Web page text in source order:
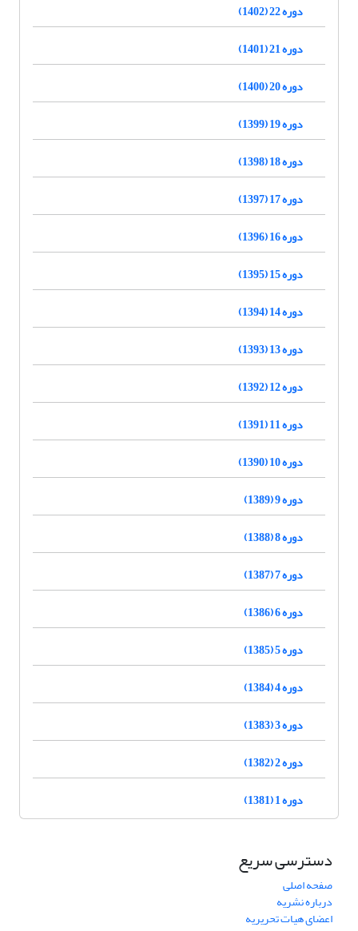
دوره 22 (1402)
دوره 21 (1401)
دوره 20 (1400)
دوره 19 (1399)
دوره 18 (1398)
دوره 17 (1397)
دوره 16 (1396)
دوره 15 (1395)
دوره 14 (1394)
دوره 13 (1393)
دوره 12 (1392)
دوره 11 (1391)
دوره 10 (1390)
دوره 9 (1389)
دوره 8 (1388)
دوره 7 (1387)
دوره 6 (1386)
دوره 5 (1385)
دوره 4 (1384)
دوره 3 (1383)
دوره 2 (1382)
دوره 1 (1381)
دسترسی سریع
صفحه اصلی
درباره نشریه
اعضای هیات تحریریه